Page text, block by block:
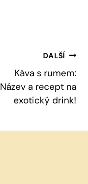
DALŠÍ
Káva s rumem:
Název a recept na
exotický drink!